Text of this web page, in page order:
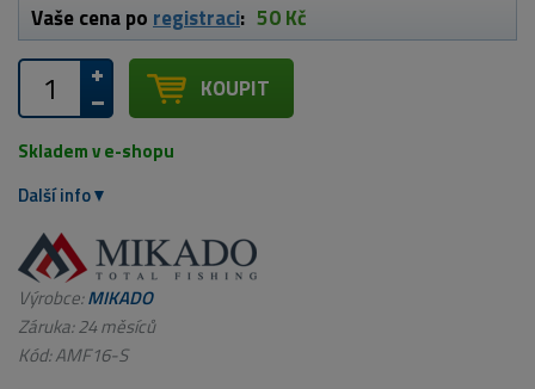
Vaše cena po registraci: 50 Kč
KOUPIT
Skladem v e-shopu
Další info
Výrobce:MIKADO
Záruka: 24 měsíců
Kód:AMF16-S